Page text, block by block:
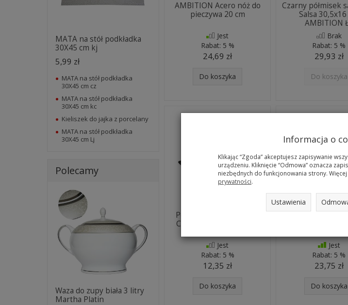
AMBITION Acero nóż do
pieczywa 20 cm
Jest
Rabat: 5 %
24,69 zł
Do koszyka
Czarny półmisek
Salsa
AMBITION
Brak
Rabat: 5 %
29,93 zł
Do koszyka
Półmisek Salsa 18x9 cm
CZARNY AMBITION Sm
Jest
Rabat: 5 %
12,35 zł
Do koszyka
Jest
Rabat: 5 %
23,75 zł
Do koszyka
MATA na stół podkładka
30X45 cm kj
5,99 zł
MATA na stół podkładka
30X45 cm cz
MATA na stół podkładka
30X45 cm kc
Kieliszek do jajka z porcelany
MATA na stół podkładka
30X45 cm Lj
Polecamy
Waza do zupy biała 3 litry
Martha Platin
Informacja o
Klikając “Zgoda” akceptujesz zapisywanie
urządzeniu. Kliknięcie “Odmowa” oznacza
niezbędnych do funkcjonowania strony.
prywatności.
Ustawienia